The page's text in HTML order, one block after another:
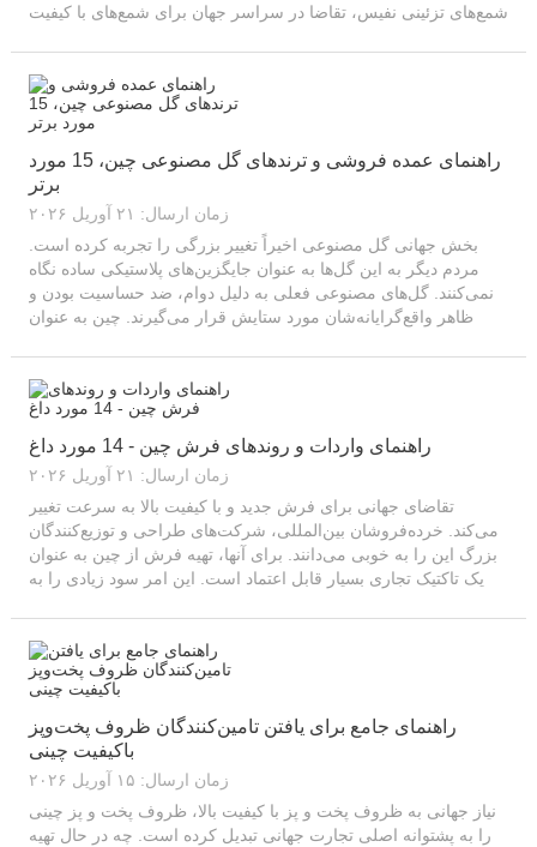
شمع‌های تزئینی نفیس، تقاضا در سراسر جهان برای شمع‌های با کیفیت
راهنمای عمده فروشی و ترندهای گل مصنوعی چین، 15 مورد
برتر
زمان ارسال: ۲۱ آوریل ۲۰۲۶
بخش جهانی گل مصنوعی اخیراً تغییر بزرگی را تجربه کرده است.
مردم دیگر به این گل‌ها به عنوان جایگزین‌های پلاستیکی ساده نگاه
نمی‌کنند. گل‌های مصنوعی فعلی به دلیل دوام، ضد حساسیت بودن و
ظاهر واقع‌گرایانه‌شان مورد ستایش قرار می‌گیرند. چین به عنوان
راهنمای واردات و روندهای فرش چین - 14 مورد داغ
زمان ارسال: ۲۱ آوریل ۲۰۲۶
تقاضای جهانی برای فرش جدید و با کیفیت بالا به سرعت تغییر
می‌کند. خرده‌فروشان بین‌المللی، شرکت‌های طراحی و توزیع‌کنندگان
بزرگ این را به خوبی می‌دانند. برای آنها، تهیه فرش از چین به عنوان
یک تاکتیک تجاری بسیار قابل اعتماد است. این امر سود زیادی را به
راهنمای جامع برای یافتن تامین‌کنندگان ظروف پخت‌وپز
باکیفیت چینی
زمان ارسال: ۱۵ آوریل ۲۰۲۶
نیاز جهانی به ظروف پخت و پز با کیفیت بالا، ظروف پخت و پز چینی
را به پشتوانه اصلی تجارت جهانی تبدیل کرده است. چه در حال تهیه